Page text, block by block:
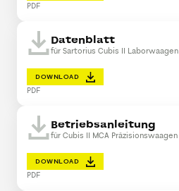
PDF
Datenblatt
für Sartorius Cubis II Laborwaagen
DOWNLOAD
PDF
Betriebsanleitung
für Cubis II MCA Präzisionswaagen
DOWNLOAD
PDF